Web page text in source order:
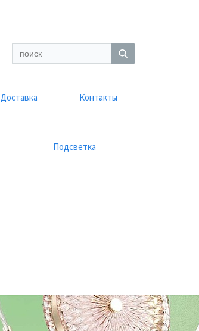
Доставка Контакты
Подсветка